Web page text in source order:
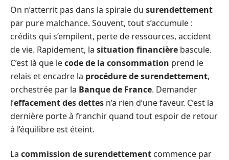
On n’atterrit pas dans la spirale du surendettement
par pure malchance. Souvent, tout s’accumule :
crédits qui s’empilent, perte de ressources, accident
de vie. Rapidement, la situation financière bascule.
C’est là que lecode de la consommation prend le
relais et encadre la procédure de surendettement,
orchestrée par la Banque de France. Demander
l’effacement des dettes n’a rien d’une faveur. C’est la
dernière porte à franchir quand tout espoir de retour
à l’équilibre est éteint.
La commission de surendettement commence par